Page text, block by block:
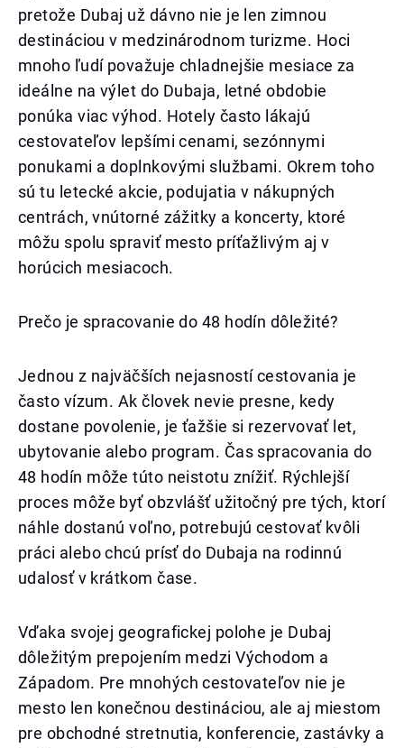
pretože Dubaj už dávno nie je len zimnou
destináciou v medzinárodnom turizme. Hoci
mnoho ľudí považuje chladnejšie mesiace za
ideálne na výlet do Dubaja, letné obdobie
ponúka viac výhod. Hotely často lákajú
cestovateľov lepšími cenami, sezónnymi
ponukami a doplnkovými službami. Okrem toho
sú tu letecké akcie, podujatia v nákupných
centrách, vnútorné zážitky a koncerty, ktoré
môžu spolu spraviť mesto príťažlivým aj v
horúcich mesiacoch.
Prečo je spracovanie do 48 hodín dôležité?
Jednou z najväčších nejasností cestovania je
často vízum. Ak človek nevie presne, kedy
dostane povolenie, je ťažšie si rezervovať let,
ubytovanie alebo program. Čas spracovania do
48 hodín môže túto neistotu znížiť. Rýchlejší
proces môže byť obzvlášť užitočný pre tých, ktorí
náhle dostanú voľno, potrebujú cestovať kvôli
práci alebo chcú prísť do Dubaja na rodinnú
udalosť v krátkom čase.
Vďaka svojej geografickej polohe je Dubaj
dôležitým prepojením medzi Východom a
Západom. Pre mnohých cestovateľov nie je
mesto len konečnou destináciou, ale aj miestom
pre obchodné stretnutia, konferencie, zastávky a